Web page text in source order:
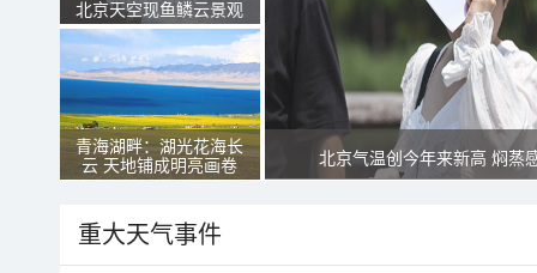
北京天空现鱼鳞云景观
青海湖畔：湖光花海长
云 天地铺成明亮画卷
北京气温创今年来新高 焖蒸
重大天气事件